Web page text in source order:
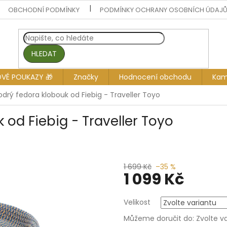
OBCHODNÍ PODMÍNKY PODMÍNKY OCHRANY OSOBNÍCH ÚDAJŮ
HLEDAT
POUKAZY 🎁 Značky Hodnocení obchodu
fedora klobouk od Fiebig - Traveller Toyo
Fiebig - Traveller Toyo
1 699 Kč –35 %
1 099 Kč
cena:
Velikost
Můžeme doručit do: Zvolte